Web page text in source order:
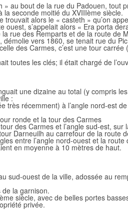
» au bout de la rue du Padouen, tout
la seconde moitié du XVIIIème siècle.
trouvait alors le « casteth » qu’on
ouest, s’appelait alors « Era porta
rue des Remparts et de la route de
démolie vers 1860, se tenait rue du
des Carmes, c’est une tour carrée
toutes les clés; il était chargé de
une dizaine au total (y compris
:
très récemment) à l’angle nord-est
ronde et la tour des Carmes
des Carmes et l’angle sud-est, sur
Darneuilh au carrefour de la route
entre l’angle nord-ouest et la
en moyenne à 10 mètres de haut.
sud-ouest de la ville, adossée au
la garnison.
siècle, avec de belles portes
privée.